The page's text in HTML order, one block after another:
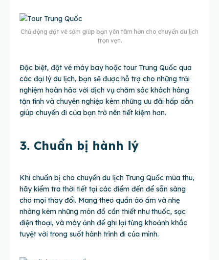
Chủ động đặt vé sớm giúp bạn yên tâm hơn cho chuyến du lịch
trọn vẹn.
Đặc biệt, đặt vé máy bay hoặc tour Trung Quốc qua
các đại lý du lịch, bạn sẽ được hỗ trợ cho những trải
nghiệm hoàn hảo với dịch vụ chăm sóc khách hàng
tận tình và chuyên nghiệp kèm những ưu đãi hấp dẫn
giúp chuyến đi của bạn trở nên tiết kiệm hơn.
3. Chuẩn bị hành lý
Khi chuẩn bị cho chuyến du lịch Trung Quốc mùa thu,
hãy kiểm tra thời tiết tại các điểm đến để sẵn sàng
cho mọi thay đổi. Mang theo quần áo ấm và nhẹ
nhàng kèm những món đồ cần thiết như thuốc, sạc
điện thoại, và máy ảnh để ghi lại từng khoảnh khắc
tuyệt vời trong suốt hành trình đi của mình.